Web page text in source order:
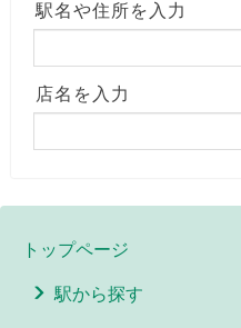
駅名や住所を入力
店名を入力
トップページ
駅から探す